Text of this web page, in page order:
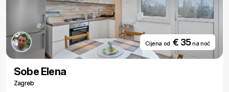
Cijena od € 35na noć
Sobe Elena
Zagreb